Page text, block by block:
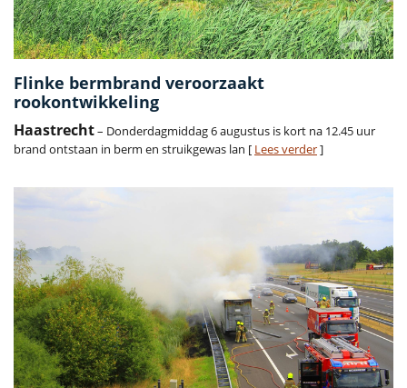
Flinke bermbrand veroorzaakt
rookontwikkeling
Haastrecht– Donderdagmiddag 6 augustus is kort na 12.45 uur
brand ontstaan in berm en struikgewas lan [ Lees verder]